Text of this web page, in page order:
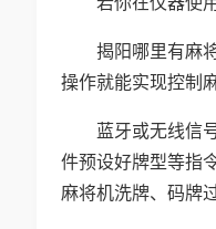
揭阳哪里有麻
操作就能实现控制
蓝牙或无线信
件预设好牌型等指
麻将机洗牌、码牌